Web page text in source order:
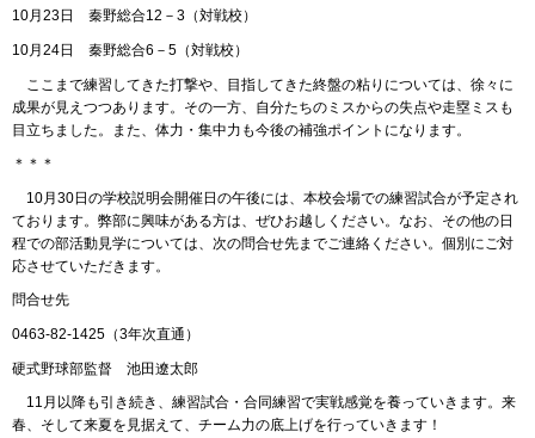
10月23日 秦野総合12－3（対戦校）
10月24日 秦野総合6－5（対戦校）
ここまで練習してきた打撃や、目指してきた終盤の粘りについては、徐々に
成果が見えつつあります。その一方、自分たちのミスからの失点や走塁ミスも
目立ちました。また、体力・集中力も今後の補強ポイントになります。
＊＊＊
10月30日の学校説明会開催日の午後には、本校会場での練習試合が予定され
ております。弊部に興味がある方は、ぜひお越しください。なお、その他の日
程での部活動見学については、次の問合せ先までご連絡ください。個別にご対
応させていただきます。
問合せ先
0463-82-1425（3年次直通）
硬式野球部監督 池田遼太郎
11月以降も引き続き、練習試合・合同練習で実戦感覚を養っていきます。来
春、そして来夏を見据えて、チーム力の底上げを行っていきます！